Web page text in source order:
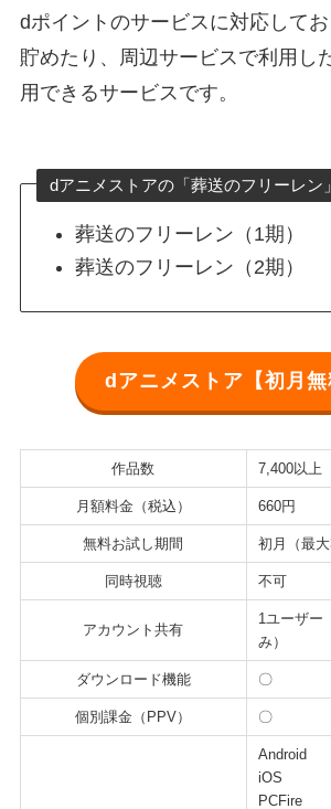
dポイントのサービスに対応して
貯めたり、周辺サービスで利用し
用できるサービスです。
dアニメストアの「葬送のフリーレン
葬送のフリーレン（1期）
葬送のフリーレン（2期）
dアニメストア【初月無
作品数 7,400以上
月額料金（税込） 660円
無料お試し期間 初月（最大
同時視聴 不可
アカウント共有
1ユーザー
み）
ダウンロード機能 〇
個別課金（PPV） 〇
Android
iOS
PCFire